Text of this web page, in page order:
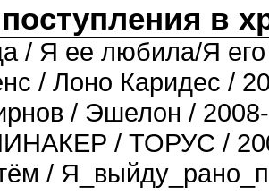
в
/ Я ее любила/Я
/ Лоно Каридес /
/ Эшелон /
/ ТОРУС /
/